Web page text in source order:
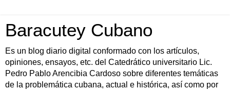
Baracutey Cubano
Es un blog diario digital conformado con los artículos,
opiniones, ensayos, etc. del Catedrático universitario Lic.
Pedro Pablo Arencibia Cardoso sobre diferentes temáticas
de la problemática cubana, actual e histórica, así como por